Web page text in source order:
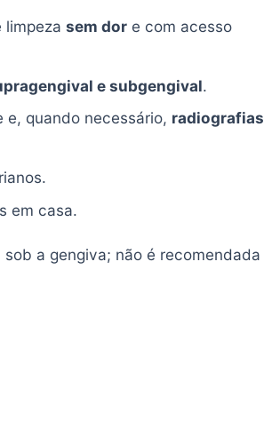
limpezasem dor e com acesso
e subgengival.
e, quando necessário, radiografias
em casa.
a gengiva; não é recomendada